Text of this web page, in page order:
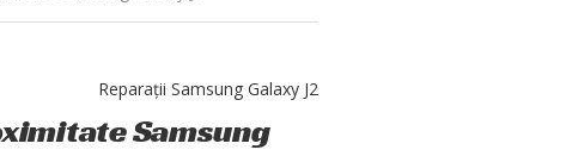
Reparații Samsung Galaxy J2
Samsung